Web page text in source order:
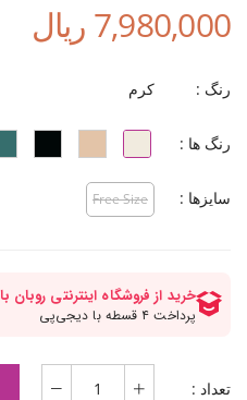
7,980,000 ریال
رنگ : کرم
رنگ ها :
سایزها : Free Size
تعداد :